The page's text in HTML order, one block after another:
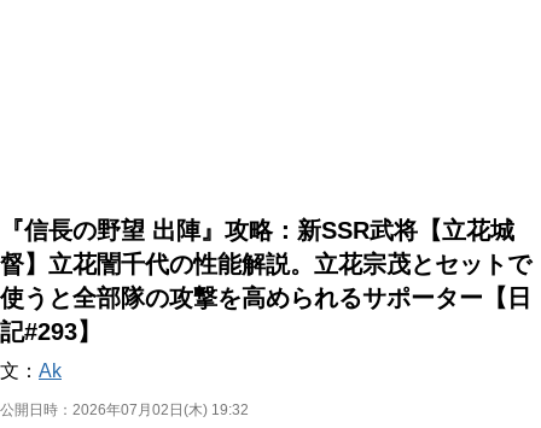
『信長の野望 出陣』攻略：新SSR武将【立花城
督】立花誾千代の性能解説。立花宗茂とセットで
使うと全部隊の攻撃を高められるサポーター【日
記#293】
文： Ak
公開日時： 2026年07月02日(木) 19:32